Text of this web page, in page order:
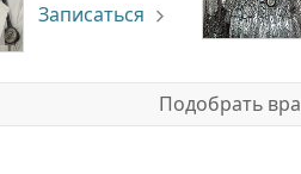
Записаться
Подобрать